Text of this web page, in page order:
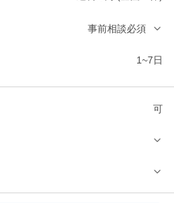
事前相談必須
1~7日
可